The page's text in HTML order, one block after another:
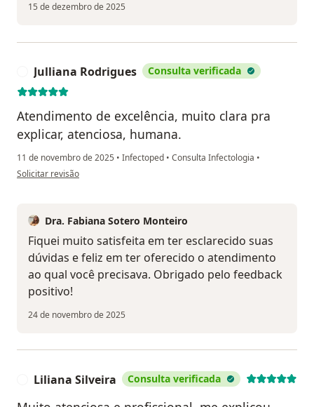
15 de dezembro de 2025
Julliana Rodrigues Consulta verificada
Atendimento de excelência, muito clara pra
explicar, atenciosa, humana.
11 de novembro de 2025 • Infectoped • Consulta Infectologia •
na opinião do utilizador Julliana Rodrigues
Solicitar revisão
Dra. Fabiana Sotero Monteiro
Fiquei muito satisfeita em ter esclarecido suas
dúvidas e feliz em ter oferecido o atendimento
ao qual você precisava. Obrigado pelo feedback
positivo!
24 de novembro de 2025
Liliana Silveira Consulta verificada